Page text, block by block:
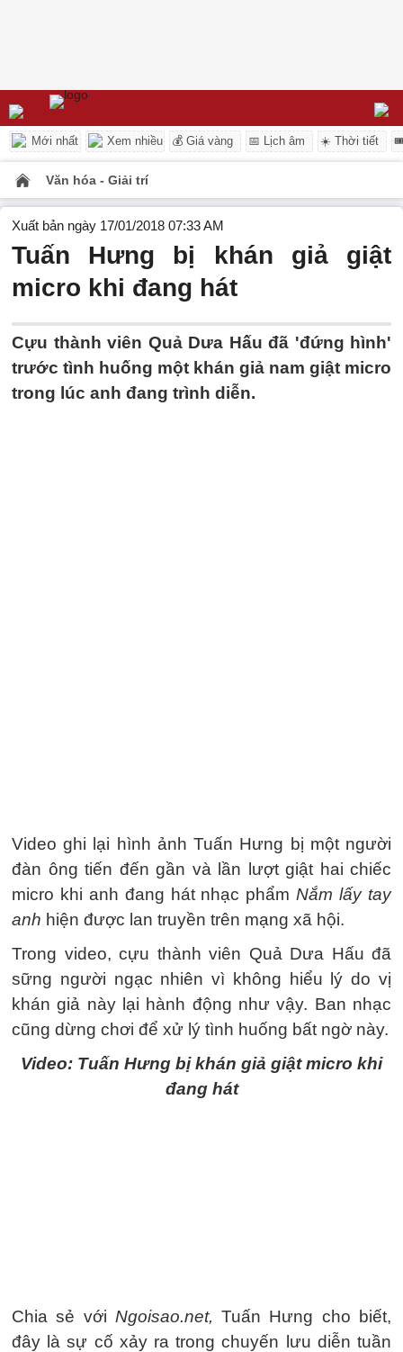
Mới nhất Xem nhiều 💰 Giá vàng 📅 Lịch âm ☀️ Thời tiết
Văn hóa - Giải trí
Xuất bản ngày 17/01/2018 07:33 AM
Tuấn Hưng bị khán giả giật
micro khi đang hát
Cựu thành viên Quả Dưa Hấu đã 'đứng hình'
trước tình huống một khán giả nam giật micro
trong lúc anh đang trình diễn.
Video ghi lại hình ảnh Tuấn Hưng bị một người
đàn ông tiến đến gần và lần lượt giật hai chiếc
micro khi anh đang hát nhạc phẩmNắm lấy tay
anh hiện được lan truyền trên mạng xã hội.
Trong video, cựu thành viên Quả Dưa Hấu đã
sững người ngạc nhiên vì không hiểu lý do vị
khán giả này lại hành động như vậy. Ban nhạc
cũng dừng chơi để xử lý tình huống bất ngờ này.
Video: Tuấn Hưng bị khán giả giật micro khi
đang hát
Chia sẻ với Ngoisao.net, Tuấn Hưng cho biết,
đây là sự cố xảy ra trong chuyến lưu diễn tuần